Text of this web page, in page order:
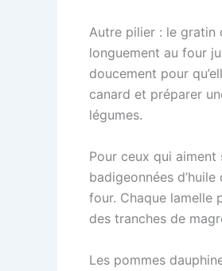
Autre pilier : le gratin
longuement au four
doucement pour
canard et préparer
légumes.
Pour ceux qui
badigeonnées
four. Chaque lamelle
des tranches de
Les pommes